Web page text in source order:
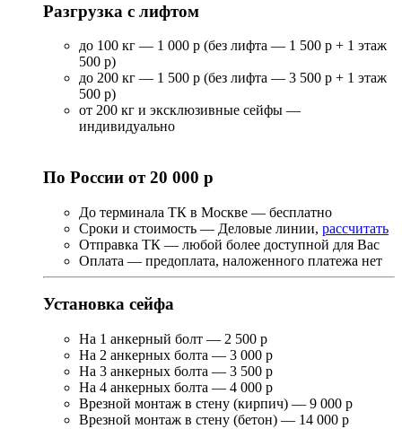
Разгрузка с лифтом
до 100 кг — 1 000 р (без лифта — 1 500 р + 1 этаж
500 р)
до 200 кг — 1 500 р (без лифта — 3 500 р + 1 этаж
500 р)
от 200 кг и эксклюзивные сейфы —
индивидуально
По России от 20 000 р
До терминала ТК в Москве — бесплатно
Сроки и стоимость — Деловые линии, рассчитать
Отправка ТК — любой более доступной для Вас
Оплата — предоплата, наложенного платежа нет
Установка сейфа
На 1 анкерный болт — 2 500 р
На 2 анкерных болта — 3 000 р
На 3 анкерных болта — 3 500 р
На 4 анкерных болта — 4 000 р
Врезной монтаж в стену (кирпич) — 9 000 р
Врезной монтаж в стену (бетон) — 14 000 р